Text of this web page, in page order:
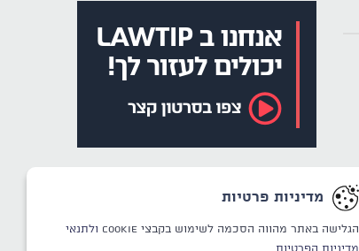
מדיניות פרטיות
הגלישה באתר מהווה הסכמה לשימוש בקבצי Cookie
ולתנאי